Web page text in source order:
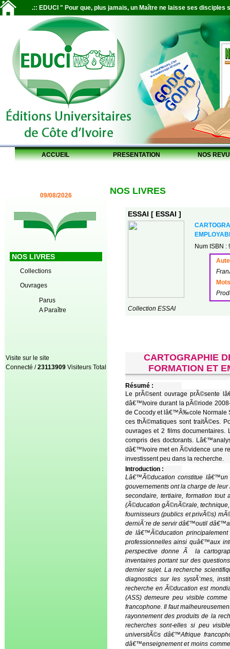
.:: EDUCI " Pour que, plus jamais, un Maître ne laisse ses disciples
ACCUEIL PRESENTATION NOS
09/08/2026
NOS LIVRES
Collections
Ouvrages
Parus
A Paraître
Visite sur le site
Connecté /23113909 Visiteurs Total
NOS LIVRES
ESSAI [ ESSAI ]
Num ISBN
Collection ESSAI
CARTOGRAPHIE
FORMATION ET
Résumé :
Le prÃ©sent ouvrage prÃ©sente
dâ€™Ivoire durant la pÃ©riode
de Cocody et lâ€™Ã‰cole Normale
ces thÃ©matiques sont traitÃ©es.
ouvrages et 2 films
compris des doctorants.
dâ€™Ivoire met en Ã©vidence une
investissent peu dans la recherche.
Introduction :
Lâ€™Ã©ducation constitue lâ€™un
gouvernements ont la charge de
secondaire, tertiaire, formation
(Ã©ducation gÃ©nÃ©rale,
fournisseurs (publics et privÃ©s)
derniÃ¨re de servir dâ€™outil
de lâ€™Ã©ducation
professionnelles ainsi quâ€™aux
perspective donne Ã la
inventaires portant sur des
dernier sujet. La recherche
diagnostics sur les systÃ¨mes,
recherche en Ã©ducation est
(ASS) demeure peu visible
francophone. Il faut
rayonnement des produits de la
recherches sont-elles si peu
universitÃ©s dâ€™Afrique
dâ€™enseignement et moins